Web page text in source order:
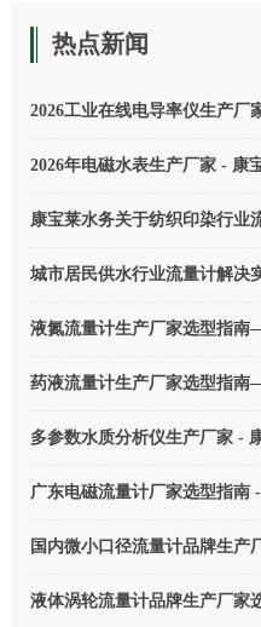
热点新闻
2026年电磁水表生产厂家 - 康
康宝莱水务关于纺织印染行业
城市居民供水行业流量计解决
广东电磁流量计厂家选型指南